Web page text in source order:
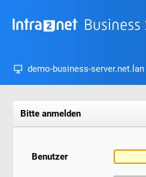
demo-business-server.net.lan
Bitte anmelden
Benutzer